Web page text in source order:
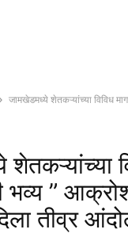
जामखेडमध्ये शेतकऱ्यांच्या विविध
भव्य ” आक्रोश
तीव्र